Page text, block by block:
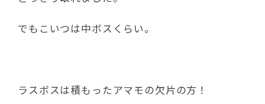
でもこいつは中ボスくらい。
ラスボスは積もったアマモの欠片の方！